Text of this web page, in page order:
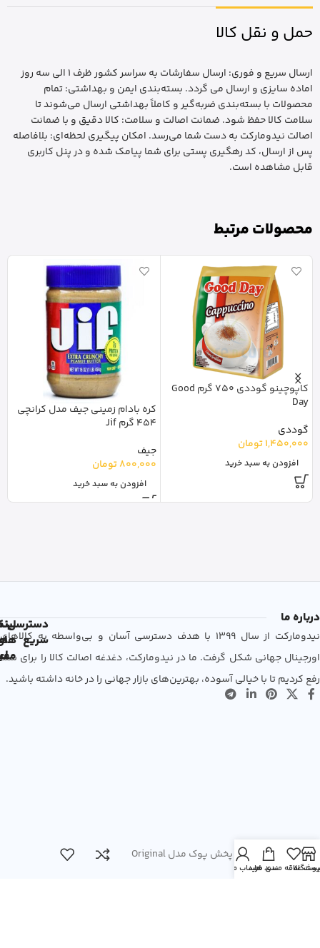
حمل و نقل کالا
ارسال سریع و فوری: ارسال سفارشات به سراسر کشور ظرف 1 الی سه روز
اماده سایزی و ارسال می گردد. بسته‌بندی ایمن و بهداشتی: تمام
محصولات با بسته‌بندی ضربه‌گیر و کاملاً بهداشتی ارسال می‌شوند تا
سلامت کالا حفظ شود. ضمانت اصالت و سلامت: کالا دقیق و با ضمانت
اصالت نیدومارکت به دست شما می‌رسد. امکان پیگیری لحظه‌ای: بلافاصله
پس از ارسال، کد رهگیری پستی برای شما پیامک شده و در پنل کاربری
قابل مشاهده است.
محصولات مرتبط
کاپوچینو گوددی 750 گرم Good
Day
گوددی
1,450,000تومان
افزودن به سبد خرید
کره بادام زمینی جیف مدل کرانچی
454 گرم Jif
جیف
800,000تومان
افزودن به سبد خرید
درباره ما
نیدومارکت از سال 1399 با هدف دسترسی آسان و بی‌واسطه به کالاهای
اورجینال جهانی شکل گرفت. ما در نیدومارکت، دغدغه اصالت کالا را برای شما
رفع کردیم تا با خیالی آسوده، بهترین‌های بازار جهانی را در خانه داشته باشید.
دسترسی
سریع
علاقه مندی ها
سبد خریدحساب من
پنیر قابل پخش پوک مدل Original